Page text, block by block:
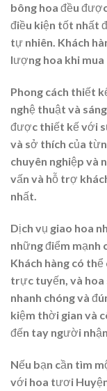
bông hoa đều
điều kiện tốt nhất
tự nhiên. Khách
lượng hoa khi mua
Phong cách thiết
nghệ thuật và
được thiết kế với
và sở thích của
chuyên nghiệp và
vấn và hỗ trợ
nhất.
Dịch vụ giao hoa
những điểm mạnh
Khách hàng có
trực tuyến, và hoa
nhanh chóng và
kiệm thời gian và
đến tay người
Nếu bạn cần tìm
với hoa tươi